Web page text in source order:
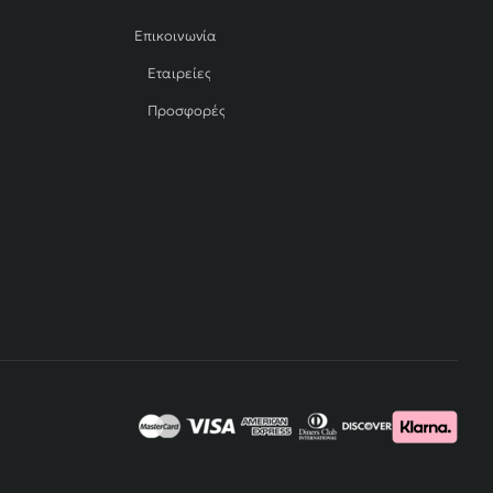
Επικοινωνία
Εταιρείες
Προσφορές